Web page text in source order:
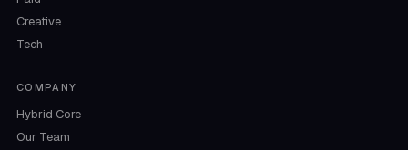
Creative
Tech
COMPANY
Hybrid Core
Our Team